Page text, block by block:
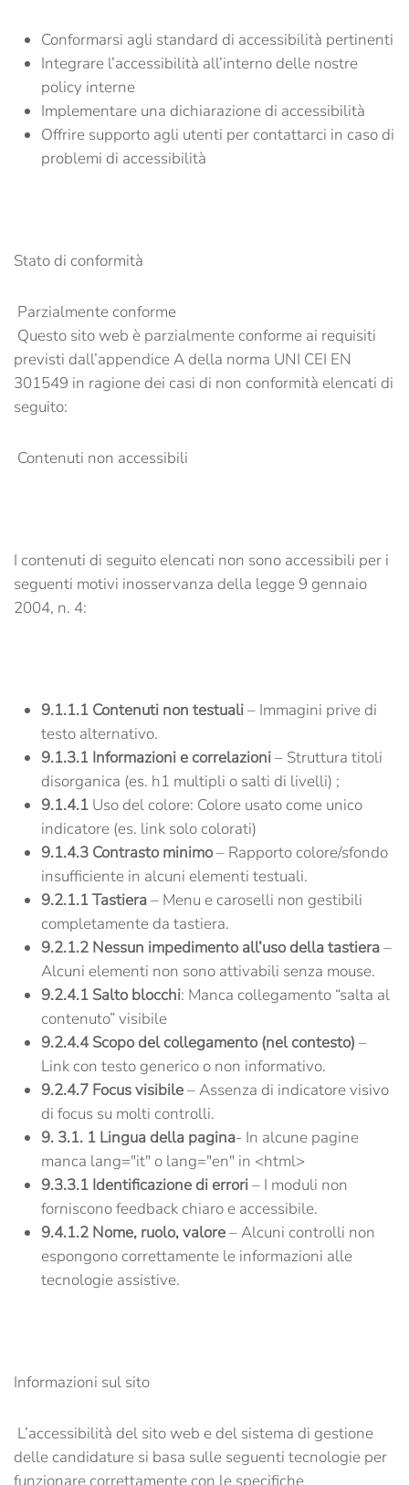
Conformarsi agli standard di accessibilità pertinenti
Integrare l’accessibilità all’interno delle nostre
policy interne
Implementare una dichiarazione di accessibilità
Offrire supporto agli utenti per contattarci in caso di
problemi di accessibilità
Stato di conformità
Parzialmente conforme
Questo sito web è parzialmente conforme ai requisiti
previsti dall’appendice A della norma UNI CEI EN
301549 in ragione dei casi di non conformità elencati di
seguito:
Contenuti non accessibili
I contenuti di seguito elencati non sono accessibili per i
seguenti motivi inosservanza della legge 9 gennaio
2004, n. 4:
9.1.1.1 Contenuti non testuali– Immagini prive di
testo alternativo.
9.1.3.1 Informazioni e correlazioni– Struttura titoli
disorganica (es. h1 multipli o salti di livelli) ;
9.1.4.1 Uso del colore: Colore usato come unico
indicatore (es. link solo colorati)
9.1.4.3 Contrasto minimo– Rapporto colore/sfondo
insufficiente in alcuni elementi testuali.
9.2.1.1 Tastiera– Menu e caroselli non gestibili
completamente da tastiera.
9.2.1.2 Nessun impedimento all’uso della tastiera–
Alcuni elementi non sono attivabili senza mouse.
9.2.4.1 Salto blocchi: Manca collegamento “salta al
contenuto” visibile
9.2.4.4 Scopo del collegamento (nel contesto) –
Link con testo generico o non informativo.
9.2.4.7 Focus visibile– Assenza di indicatore visivo
di focus su molti controlli.
9. 3.1. 1 Lingua della pagina- In alcune pagine
manca lang="it" o lang="en" in <html>
9.3.3.1 Identificazione di errori– I moduli non
forniscono feedback chiaro e accessibile.
9.4.1.2 Nome, ruolo, valore– Alcuni controlli non
espongono correttamente le informazioni alle
tecnologie assistive.
Informazioni sul sito
L’accessibilità del sito web e del sistema di gestione
delle candidature si basa sulle seguenti tecnologie per